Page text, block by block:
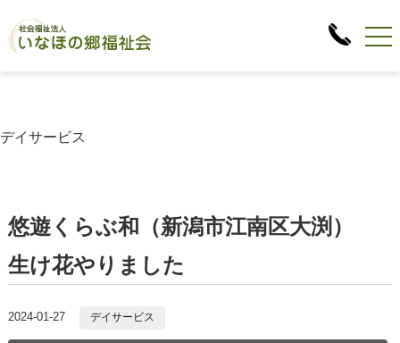
デイサービス
悠遊くらぶ和（新潟市江南区大渕）
生け花やりました
2024-01-27 デイサービス